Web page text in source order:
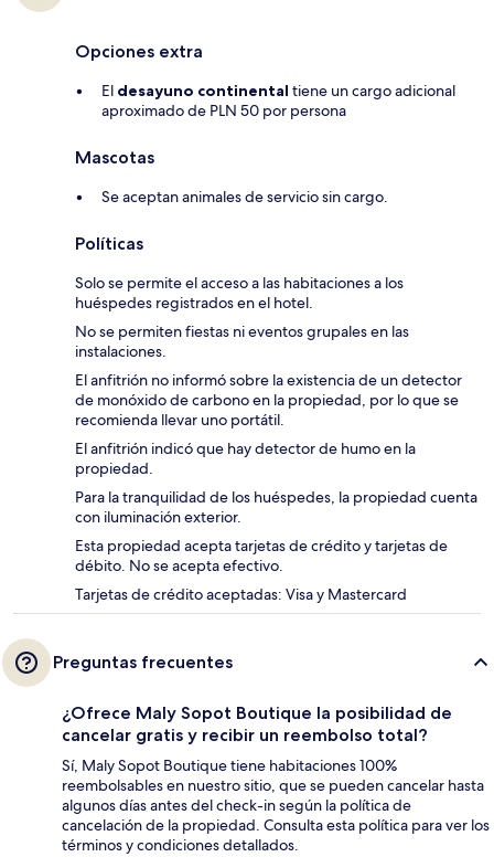
Opciones extra
El desayuno continental tiene un cargo adicional
aproximado de PLN 50 por persona
Mascotas
Se aceptan animales de servicio sin cargo.
Políticas
Solo se permite el acceso a las habitaciones a los
huéspedes registrados en el hotel.
No se permiten fiestas ni eventos grupales en las
instalaciones.
El anfitrión no informó sobre la existencia de un detector
de monóxido de carbono en la propiedad, por lo que se
recomienda llevar uno portátil.
El anfitrión indicó que hay detector de humo en la
propiedad.
Para la tranquilidad de los huéspedes, la propiedad cuenta
con iluminación exterior.
Esta propiedad acepta tarjetas de crédito y tarjetas de
débito. No se acepta efectivo.
Tarjetas de crédito aceptadas: Visa y Mastercard
Preguntas frecuentes
¿Ofrece Maly Sopot Boutique la posibilidad de
cancelar gratis y recibir un reembolso total?
Sí, Maly Sopot Boutique tiene habitaciones 100%
reembolsables en nuestro sitio, que se pueden cancelar hasta
algunos días antes del check-in según la política de
cancelación de la propiedad. Consulta esta política para ver los
términos y condiciones detallados.